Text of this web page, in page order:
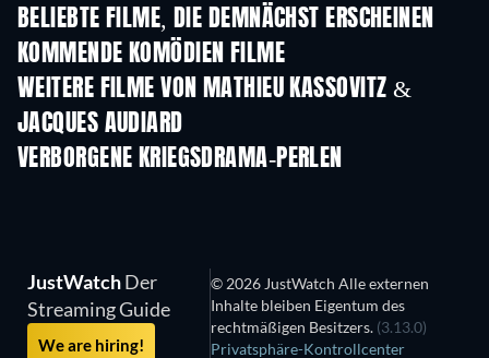
BELIEBTE FILME, DIE DEMNÄCHST ERSCHEINEN
KOMMENDE KOMÖDIEN FILME
WEITERE FILME VON MATHIEU KASSOVITZ &
JACQUES AUDIARD
VERBORGENE KRIEGSDRAMA-PERLEN
JustWatchDer
Streaming Guide
We are hiring!
© 2026 JustWatch Alle externen
Inhalte bleiben Eigentum des
rechtmäßigen Besitzers. (3.13.0)
Privatsphäre-Kontrollcenter